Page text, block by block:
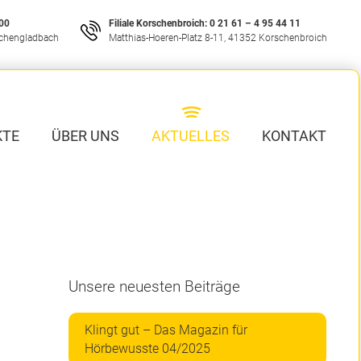
Filiale Korschenbroich: 0 21 61 – 4 95 44 11
Matthias-Hoeren-Platz 8-11, 41352 Korschenbroich
ÜBER UNS AKTUELLES KONTAKT
Sie mit uns –
Unsere neuesten Beiträge
Klingt gut – Das Magazin für
Hörbewusste 04/2025